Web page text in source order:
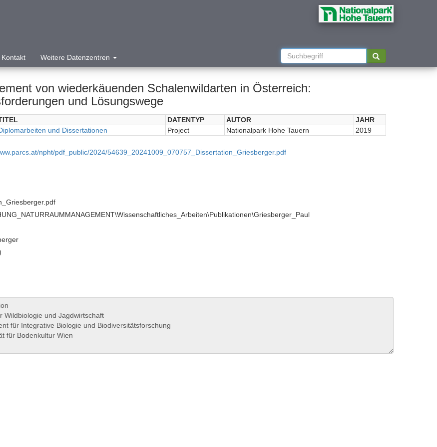
Kontakt Weitere Datenzentren
von wiederkäuenden Schalenwildarten in Österreich:
und Lösungswege
DATENTYP AUTOR
JAHR
und Dissertationen Project Nationalpark Hohe Tauern 2019
npht/pdf_public/2024/54639_20241009_070757_Dissertation_Griesberger.pdf